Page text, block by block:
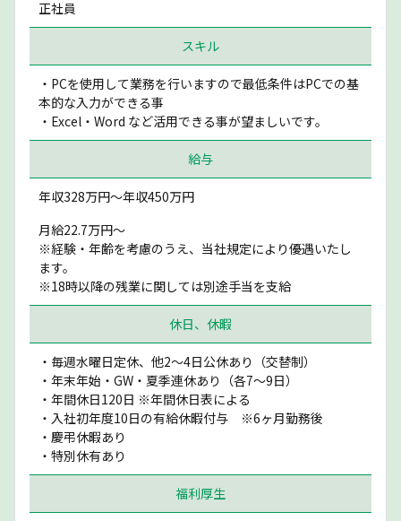
正社員
スキル
・PCを使用して業務を行いますので最低条件はPCでの基
本的な入力ができる事
・Excel・Word など活用できる事が望ましいです。
給与
年収328万円〜年収450万円
月給22.7万円〜
※経験・年齢を考慮のうえ、当社規定により優遇いたし
ます。
※18時以降の残業に関しては別途手当を支給
休日、休暇
・毎週水曜日定休、他2〜4日公休あり（交替制）
・年末年始・GW・夏季連休あり（各7〜9日）
・年間休日120日 ※年間休日表による
・入社初年度10日の有給休暇付与 ※6ヶ月勤務後
・慶弔休暇あり
・特別休有あり
福利厚生